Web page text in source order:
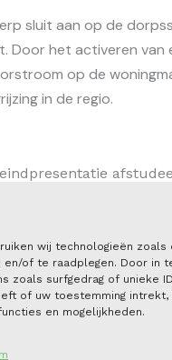
wij technologieën zoals
of te raadplegen. Door in
zoals surfgedrag of unieke
of uw toestemming intrekt,
en mogelijkheden.
sluit aan op de
Door het activeren van
op de
in de regio.